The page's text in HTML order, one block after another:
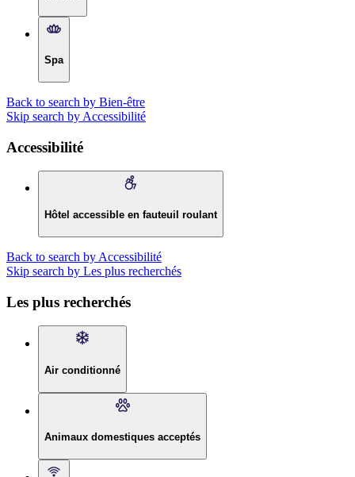
Spa
Back to search by Bien-être
Skip search by Accessibilité
Accessibilité
Hôtel accessible en fauteuil roulant
Back to search by Accessibilité
Skip search by Les plus recherchés
Les plus recherchés
Air conditionné
Animaux domestiques acceptés